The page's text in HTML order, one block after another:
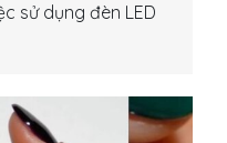
sử dụng đèn LED